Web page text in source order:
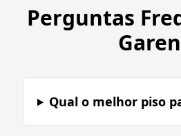
Perguntas
Qual o melhor piso